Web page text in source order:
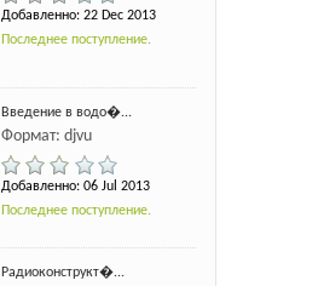
Добавленно: 22 Dec 2013
Последнее поступление.
Введение в водо�...
Формат: djvu
Добавленно: 06 Jul 2013
Последнее поступление.
Радиоконструкт�...